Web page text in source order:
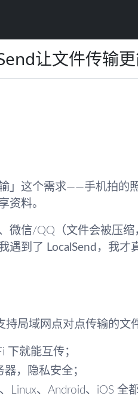
让文件传输
」这个需求——手机拍的
资料。
微信/QQ（文件会被压
遇到了
LocalSend ，我才
局域网点对点传输的文
下就能互传；
，隐私安全；
Linux、Android、iOS 全